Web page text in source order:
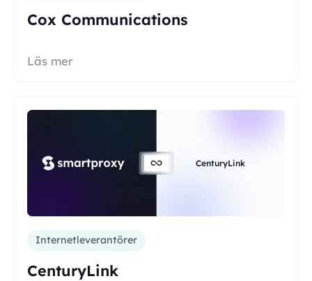
Cox Communications
Läs mer
CenturyLink
Internetleverantörer
CenturyLink